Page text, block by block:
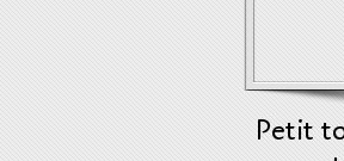
Petit